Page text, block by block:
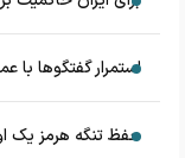
استمرار گفتگوها با
حفظ تنگه هرمز یک